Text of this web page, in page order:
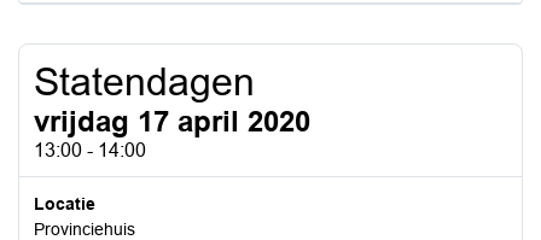
Statendagen
vrijdag 17 april 2020
13:00 - 14:00
Locatie
Provinciehuis